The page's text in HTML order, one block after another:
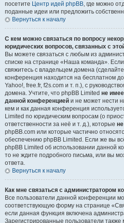
посетите Центр идей phpBB, где можно
поданные идеи или предложить
Вернуться к началу
С кем можно связаться по вопросу
юридических вопросов, связанных с
Вы можете связаться с любым из
списке на странице «Наша команда».
свяжитесь с владельцем домена (сделайте
конференция находится на бесплатном
Yahoo!, free.fr, f2s.com и т. п.), с
домена. Учтите, что phpBB Limited не
данной конференцией и не может нести
кем и как данная конференция
Limited по юридическим вопросам (о
ответственности за неё и т. д.), которые
phpBB.com или которые частично
обеспечению phpBB Limited. Если же вы
phpBB Limited об использовании данной
то не ждите подробного письма, или вы
ответа.
Вернуться к началу
Как мне связаться с администратором
Все пользователи данной конференции
соответствующую форму на странице
если данная функция включена
Зарегистрированные пользователи также